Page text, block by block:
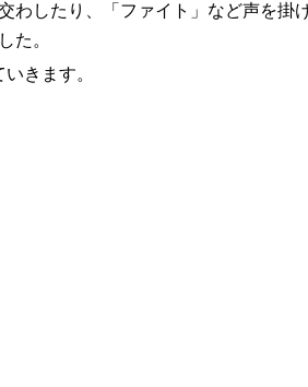
わしたり、「ファイト」など声を掛
た。
きます。